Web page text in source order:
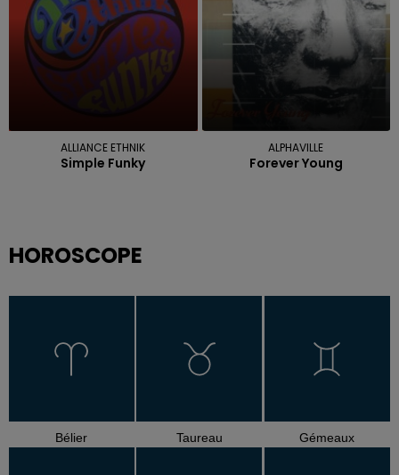
ALLIANCE ETHNIK
Simple Funky
ALPHAVILLE
Forever Young
HOROSCOPE
Bélier Taureau Gémeaux